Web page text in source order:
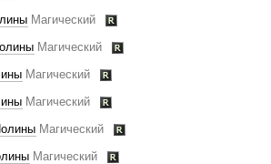
Магический
Магический
Магический
Магический
Магический
Магический